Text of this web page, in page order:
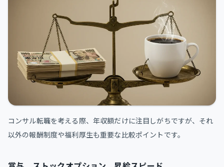
コンサル転職を考える際、年収額だけに注目しがちですが、それ
以外の報酬制度や福利厚生も重要な比較ポイントです。